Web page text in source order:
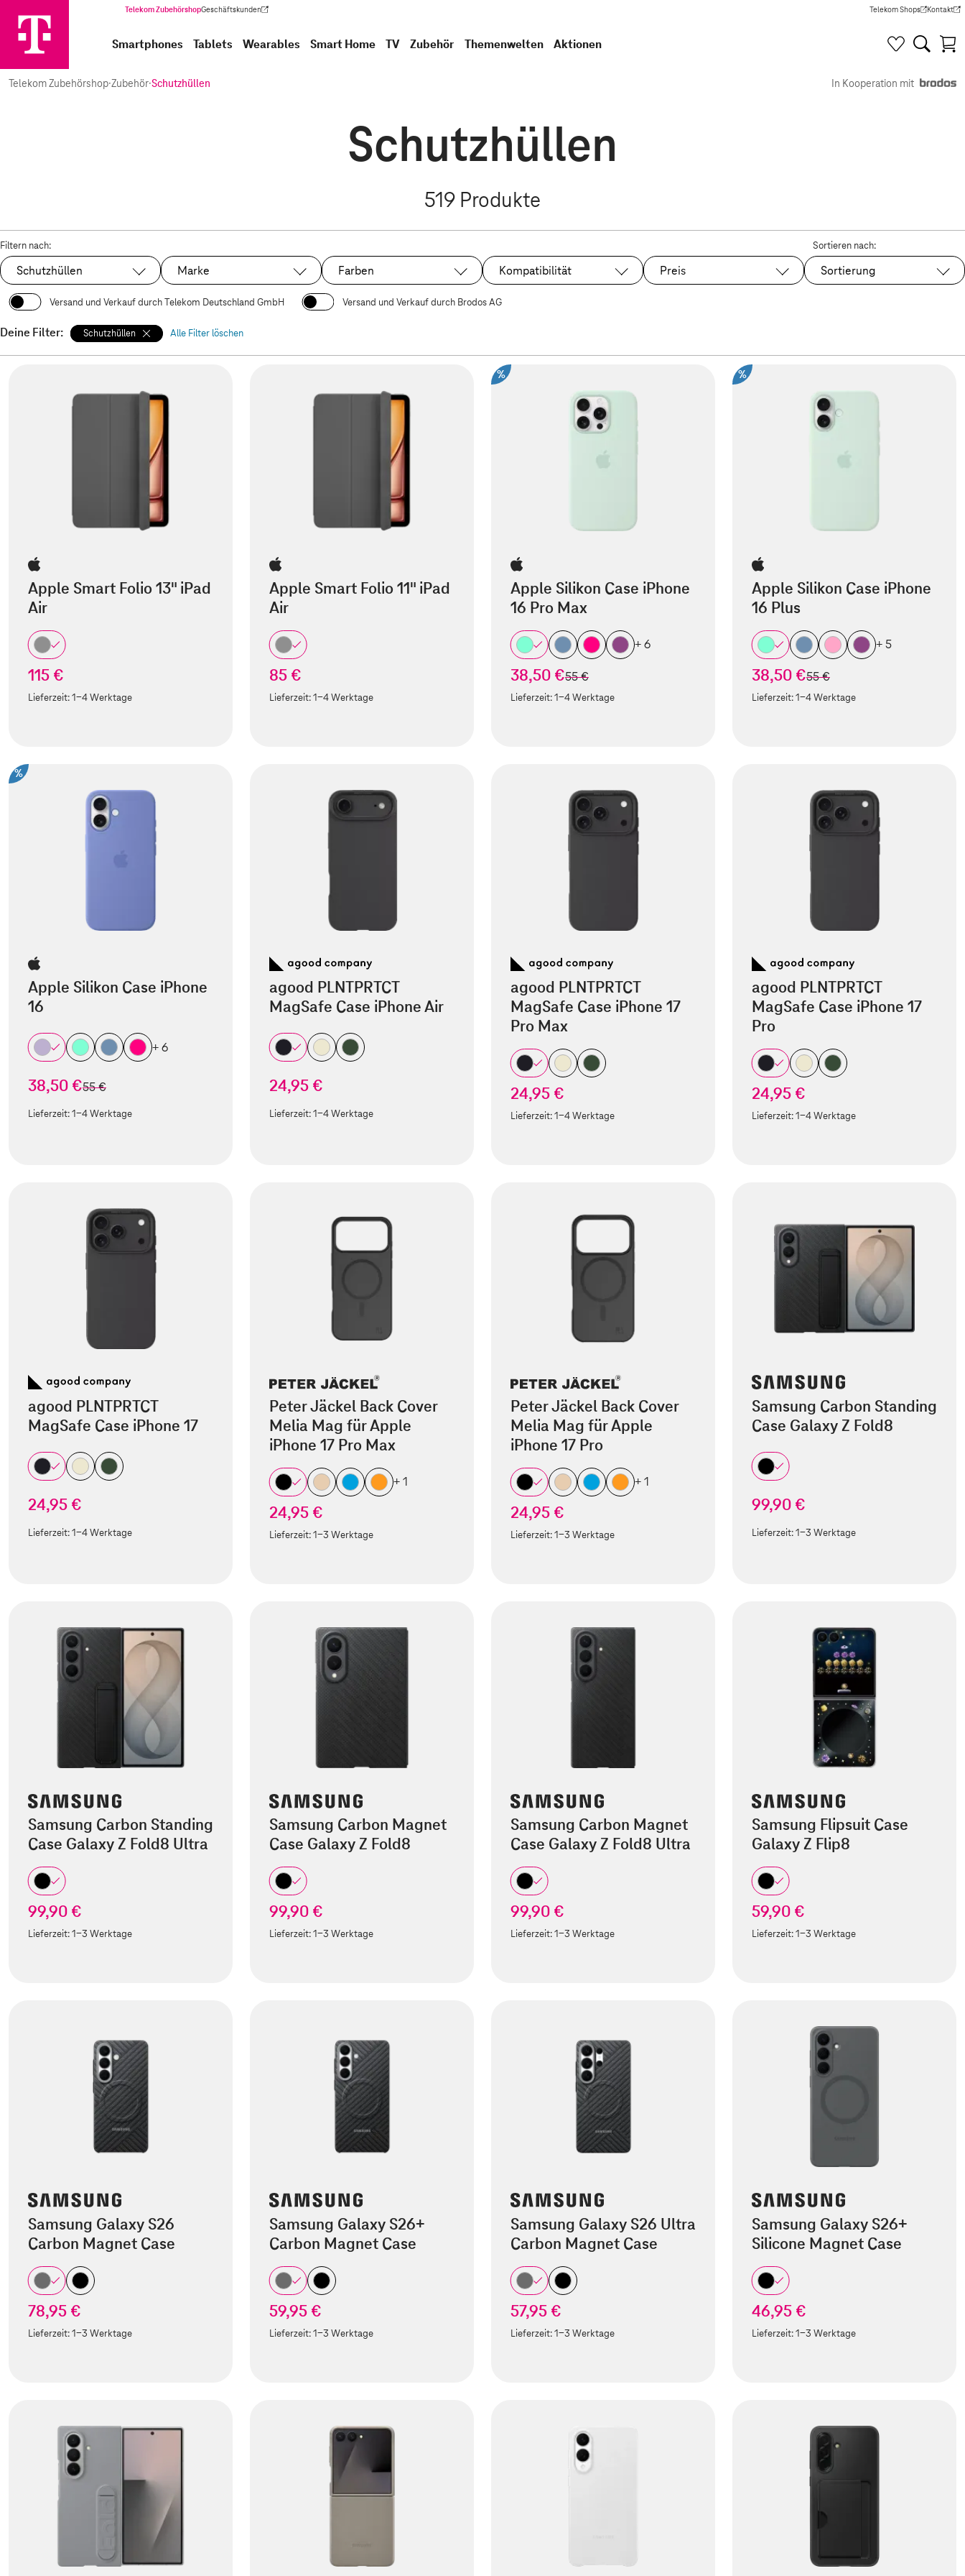
Telekom ZubehörshopGeschäftskunden
(Wird in einem neuen Tab geöffnet) Telekom Shops
(Wird in einem neuen Tab
Kontakt
(Wird in
Smartphones Tablets Wearables Smart Home TV Zubehör Themenwelten Aktionen
Telekom Zubehörshop·Zubehör·Schutzhüllen In Kooperation mit
Schutzhüllen
519 Produkte
Filtern nach:
Ausgewählt:
Schutzhüllen Marke Farben Kompatibilität Preis
Sortieren nach:
Sortierung
Versand und Verkauf durch Telekom Deutschland GmbH Versand und Verkauf durch Brodos AG
Deine Filter: Schutzhüllen Alle Filter löschen
Apple Smart Folio 13" iPad
Air
115 €
Lieferzeit:1-4 Werktage
Apple Smart Folio 11" iPad
Air
85 €
Lieferzeit:1-4 Werktage
%
Apple Silikon Case iPhone
16 Pro Max
+ 6
38,50 €statt
55 €
Lieferzeit:1-4 Werktage
%
Apple Silikon Case iPhone
16 Plus
+ 5
38,50 €statt
55 €
Lieferzeit:1-4 Werktage
%
Apple Silikon Case iPhone
16
+ 6
38,50 €statt
55 €
Lieferzeit:1-4 Werktage
agood PLNTPRTCT
MagSafe Case iPhone Air
24,95 €
Lieferzeit:1-4 Werktage
agood PLNTPRTCT
MagSafe Case iPhone 17
Pro Max
24,95 €
Lieferzeit:1-4 Werktage
agood PLNTPRTCT
MagSafe Case iPhone 17
Pro
24,95 €
Lieferzeit:1-4 Werktage
agood PLNTPRTCT
MagSafe Case iPhone 17
24,95 €
Lieferzeit:1-4 Werktage
Peter Jäckel Back Cover
Melia Mag für Apple
iPhone 17 Pro Max
+ 1
24,95 €
Lieferzeit:1-3 Werktage
Peter Jäckel Back Cover
Melia Mag für Apple
iPhone 17 Pro
+ 1
24,95 €
Lieferzeit:1-3 Werktage
Samsung Carbon Standing
Case Galaxy Z Fold8
99,90 €
Lieferzeit:1-3 Werktage
Samsung Carbon Standing
Case Galaxy Z Fold8 Ultra
99,90 €
Lieferzeit:1-3 Werktage
Samsung Carbon Magnet
Case Galaxy Z Fold8
99,90 €
Lieferzeit:1-3 Werktage
Samsung Carbon Magnet
Case Galaxy Z Fold8 Ultra
99,90 €
Lieferzeit:1-3 Werktage
Samsung Flipsuit Case
Galaxy Z Flip8
59,90 €
Lieferzeit:1-3 Werktage
Samsung Galaxy S26
Carbon Magnet Case
78,95 €
Lieferzeit:1-3 Werktage
Samsung Galaxy S26+
Carbon Magnet Case
59,95 €
Lieferzeit:1-3 Werktage
Samsung Galaxy S26 Ultra
Carbon Magnet Case
57,95 €
Lieferzeit:1-3 Werktage
Samsung Galaxy S26+
Silicone Magnet Case
46,95 €
Lieferzeit:1-3 Werktage